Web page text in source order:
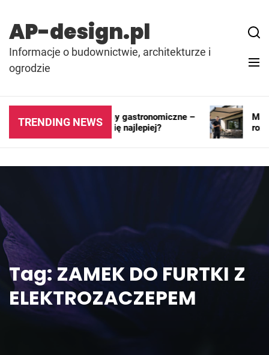
content
AP-design.pl
Informacje o budownictwie, architekturze i
ogrodzie
TRENDING NEWS
Kontenery i pawilony gastronomiczne –
gdzie sprawdzają się najlepiej?
Tag:ZAMEK DO FURTKI Z
ELEKTROZACZEPEM